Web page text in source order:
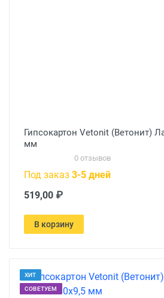
Гипсокартон Vetonit (Ветонит)
мм
0 отзывов
Под заказ 3-5 дней
519,00 ₽
В корзину
ХИТ
СОВЕТУЕМ